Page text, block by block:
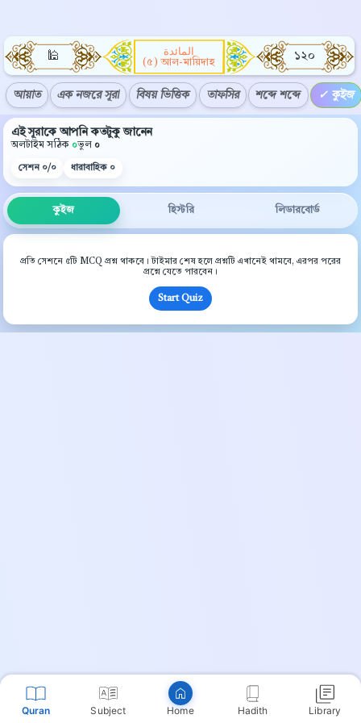
Quran Subject Home Hadith Library
🕌
المائدة
(৫) আল-মায়িদাহ
১২০
আয়াত এক নজরে সূরা বিষয় ভিত্তিক তাফসির শব্দে শব্দে কুইজ
এই সূরাকে আপনি কতটুকু জানেন
অলটাইম সঠিক ০ভুল ০
সেশন ০/০ ধারাবাহিক ০
কুইজ হিস্টরি লিডারবোর্ড
প্রতি সেশনে ৫টি MCQ প্রশ্ন থাকবে। টাইমার শেষ হলে প্রশ্নটি এখানেই থামবে, এরপর পরের
প্রশ্নে যেতে পারবেন।
Start Quiz